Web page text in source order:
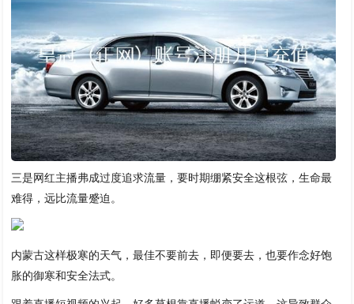
三是网红主播弗成过度追求流量，要时期绷紧安全这根弦，生命最
难得，远比流量蹙迫。
内蒙古这样极寒的天气，最佳不要前去，即便要去，也要作念好饱
胀的御寒和安全法式。